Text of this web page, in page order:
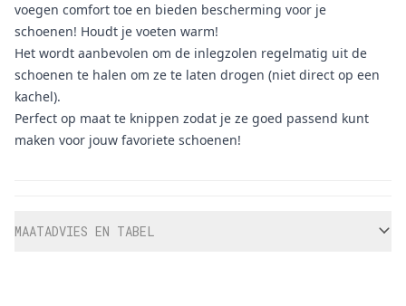
voegen comfort toe en bieden bescherming voor je
schoenen! Houdt je voeten warm!
Het wordt aanbevolen om de inlegzolen regelmatig uit de
schoenen te halen om ze te laten drogen (niet direct op een
kachel).
Perfect op maat te knippen zodat je ze goed passend kunt
maken voor jouw favoriete schoenen!
MAATADVIES EN TABEL